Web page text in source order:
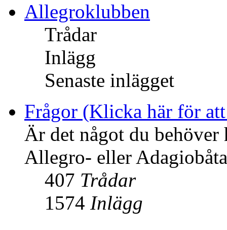
Allegroklubben
Trådar
Inlägg
Senaste inlägget
Frågor (Klicka här för
Är det något du
Allegro- eller
407 Trådar
1574 Inlägg